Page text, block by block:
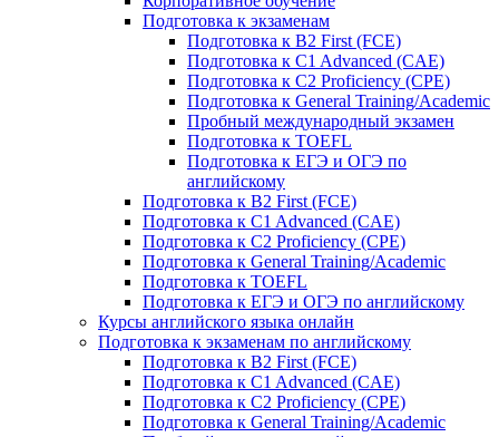
Подготовка к экзаменам
Подготовка к B2 First (FCE)
Подготовка к C1 Advanced (CAE)
Подготовка к C2 Proficiency (CPE)
Подготовка к General Training/Academic
Пробный международный экзамен
Подготовка к TOEFL
Подготовка к ЕГЭ и ОГЭ по
английскому
Подготовка к B2 First (FCE)
Подготовка к C1 Advanced (CAE)
Подготовка к C2 Proficiency (CPE)
Подготовка к General Training/Academic
Подготовка к TOEFL
Подготовка к ЕГЭ и ОГЭ по английскому
Курсы английского языка онлайн
Подготовка к экзаменам по английскому
Подготовка к B2 First (FCE)
Подготовка к C1 Advanced (CAE)
Подготовка к C2 Proficiency (CPE)
Подготовка к General Training/Academic